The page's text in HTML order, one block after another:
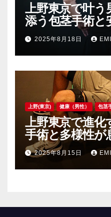
上野東京で叶う
添う包茎手術と
拠点
2025年8月18日
上野(東京) 健康（男性） 包茎
上野東京で進化
手術と多様性が
の今
2025年8月15日